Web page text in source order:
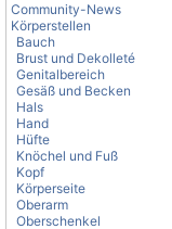
Community-News
Körperstellen
Bauch
Brust und Dekolleté
Genitalbereich
Gesäß und Becken
Hals
Hand
Hüfte
Knöchel und Fuß
Kopf
Körperseite
Oberarm
Oberschenkel